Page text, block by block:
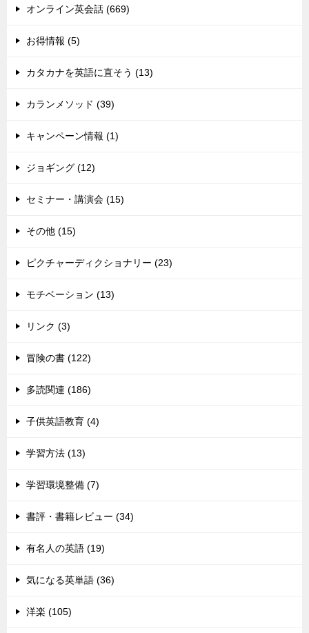
オンライン英会話 (669)
お得情報 (5)
カタカナを英語に直そう (13)
カランメソッド (39)
キャンペーン情報 (1)
ジョギング (12)
セミナー・講演会 (15)
その他 (15)
ピクチャーディクショナリー (23)
モチベーション (13)
リンク (3)
冒険の書 (122)
多読関連 (186)
子供英語教育 (4)
学習方法 (13)
学習環境整備 (7)
書評・書籍レビュー (34)
有名人の英語 (19)
気になる英単語 (36)
洋楽 (105)